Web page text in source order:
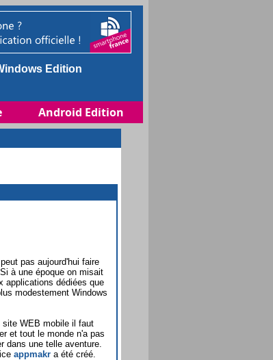
Edition
Android Edition
pas aujourd'hui faire
à une époque on misait
applications dédiées que
modestement Windows
site WEB mobile il faut
et tout le monde n'a pas
dans une telle aventure.
appmakr a été créé.